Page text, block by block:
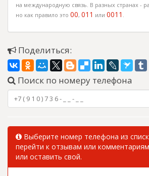
на международную связь. В разных странах -
но как правило это 00, 011 или 0011 .
Поделиться:
Поиск по номеру телефона
Выберите номер телефона из
перейти к отзывам или
или оставить свой.